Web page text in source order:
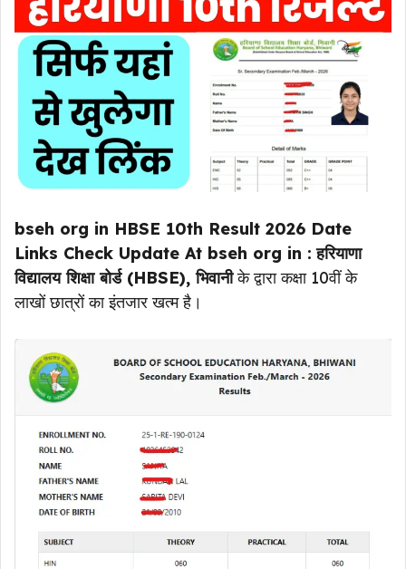
bseh org in HBSE 10th Result 2026 Date
Links Check Update At bseh org in : हरियाणा
विद्यालय शिक्षा बोर्ड (HBSE), भिवानीके द्वारा कक्षा 10वीं के
लाखों छात्रों का इंतजार खत्म है।